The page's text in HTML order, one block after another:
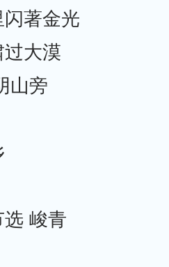
著金光
大漠
山旁
选 峻青